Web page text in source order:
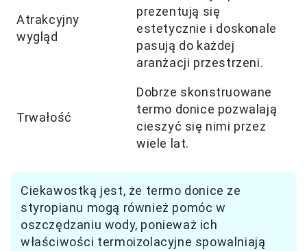
Atrakcyjny
wygląd
prezentują się
estetycznie i doskonale
pasują do każdej
aranżacji przestrzeni.
Trwałość
Dobrze skonstruowane
termo donice pozwalają
cieszyć się nimi przez
wiele lat.
Ciekawostką jest, że termo donice ze
styropianu mogą również pomóc w
oszczędzaniu wody, ponieważ ich
właściwości termoizolacyjne spowalniają